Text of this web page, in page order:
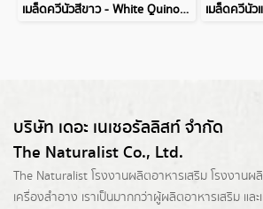
เมล็ดควีนัวสีขาว - White Quinoa Seed
บริษัท เดอะ เนเชอรัลลิสท์ จำกัด
The Naturalist Co., Ltd.
The Naturalist โรงงานผลิตอาหารเสริม โรงงานผ
เครื่องสำอาง เราเป็นมากกว่าผู้ผลิตอาหารเสริม แล